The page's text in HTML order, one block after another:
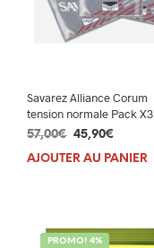
Savarez Alliance Corum
tension normale Pack X3
57,00€ Le
prix
45,90€
prix
AJOUTER AU PANIER
PROMO! 4%